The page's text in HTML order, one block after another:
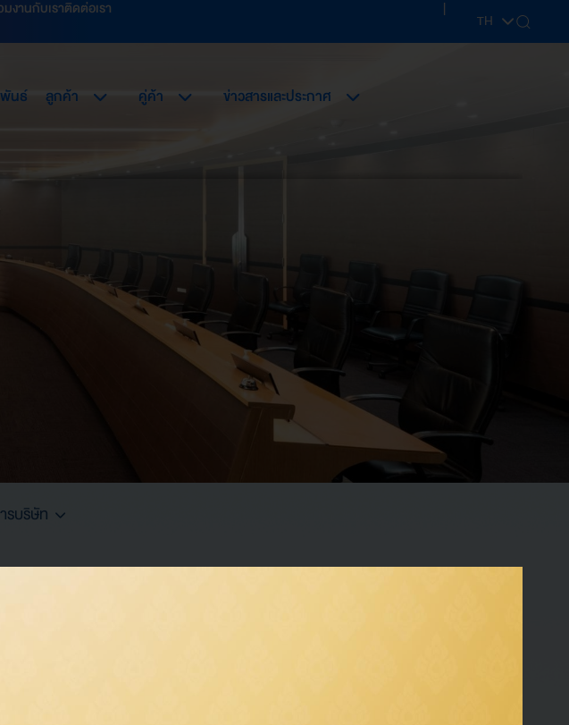
มงานกับเราติดต่อเรา |
THEN
นธ์ ลูกค้า คู่ค้า ข่าวสารและประกาศ
รบริษัท